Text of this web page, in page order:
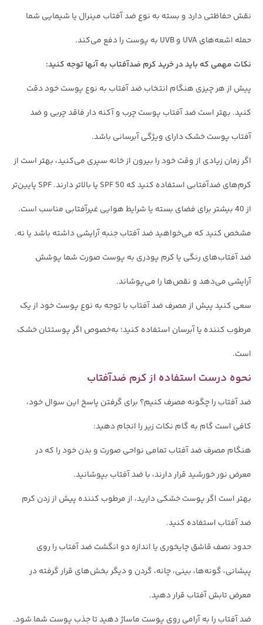
نقش حفاظتی دارد و بسته به نوع ضد آفتاب مینرال یا شیمایی شما
حمله اشعه‌های UVA و UVB به پوست را دفع می‌کند.
نکات مهمی که باید در خرید کرم ضدآفتاب به آنها توجه کنید:
پیش از هر چیزی هنگام انتخاب ضد آفتاب به نوع پوست خود دقت
کنید. بهتر است ضد آفتاب پوست چرب و آکنه دار فاقد چربی و ضد
آفتاب پوست خشک دارای ویژگی آبرسانی باشد.
اگر زمان زیادی از وقت خود را بیرون از خانه سپری می‌کنید، بهتر است از
کرم‌های ضدآفتابی استفاده کنید که SPF 50 یا بالاتر دارند. SPF پایین‌تر
از 40 بیشتر برای فضای بسته یا شرایط هوایی غیرآفتابی مناسب است.
مشخص کنید که می‌خواهید ضد آفتاب جنبه آرایشی داشته باشد یا نه.
ضد آفتاب‌های رنگی یا کرم پودری به پوست صورت شما پوشش
آرایشی می‌دهد و نقص‌ها را می‌پوشاند.
سعی کنید پیش از مصرف ضد آفتاب با توجه به نوع پوست خود از یک
مرطوب کننده یا آبرسان استفاده کنید؛ به‌خصوص اگر پوستتان خشک
است.
نحوه درست استفاده از کرم ضدآفتاب
ضد آفتاب را چگونه مصرف کنیم؟ برای گرفتن پاسخ این سوال خود،
کافی است گام به گام نکات زیر را انجام دهید:
هنگام مصرف ضد آفتاب تمامی نواحی صورت و بدن خود را که در
معرض نور خورشید قرار دارند، با ضد آفتاب بپوشانید.
بهتر است اگر پوست خشکی دارید، از مرطوب کننده پیش از زدن کرم
ضد آفتاب استفاده کنید.
حدود نصف قاشق چایخوری یا اندازه دو انگشت ضد آفتاب را روی
پیشانی، گونه‌ها، بینی، چانه، گردن و دیگر بخش‌های قرار گرفته در
معرض تابش آفتاب قرار دهید.
ضد آفتاب را به‌ آرامی روی پوست ماساژ دهید تا جذب پوست شما شود.